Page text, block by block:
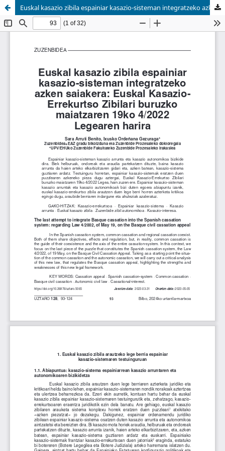
Euskal kasazio zibila espainiar kasazio-sisteman integratzeko azken saiakera: Euskal Kasazio-Errekurtso Zibilari buruzko maiatzaren 19ko 4/2022 Legearen harira